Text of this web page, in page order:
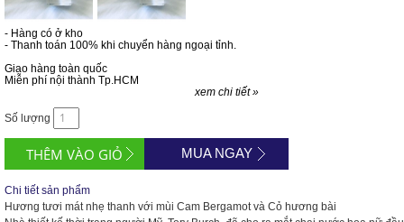
- Hàng có ở kho
- Thanh toán 100% khi chuyển hàng ngoại tỉnh.
Giao hàng toàn quốc
Miễn phí nội thành Tp.HCM
xem chi tiết »
Số lượng
MUA NGAY
Chi tiết sản phẩm
Hương tươi mát nhẹ thanh với mùi Cam Bergamot và Cỏ hương bài